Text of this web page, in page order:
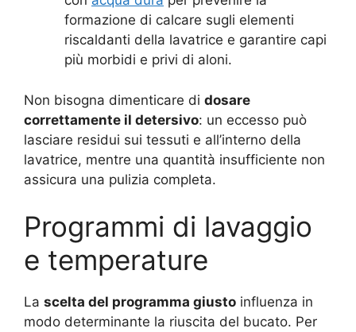
formazione di calcare sugli elementi
riscaldanti della lavatrice e garantire capi
più morbidi e privi di aloni.
Non bisogna dimenticare di dosare
correttamente il detersivo: un eccesso può
lasciare residui sui tessuti e all’interno della
lavatrice, mentre una quantità insufficiente non
assicura una pulizia completa.
Programmi di lavaggio
e temperature
La scelta del programma giusto influenza in
modo determinante la riuscita del bucato. Per